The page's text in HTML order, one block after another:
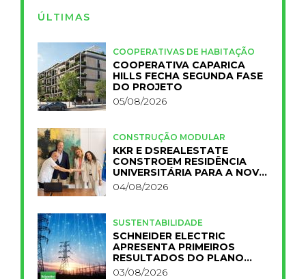
ÚLTIMAS
COOPERATIVAS DE HABITAÇÃO
COOPERATIVA CAPARICA
HILLS FECHA SEGUNDA FASE
DO PROJETO
05/08/2026
CONSTRUÇÃO MODULAR
KKR E DSREALESTATE
CONSTROEM RESIDÊNCIA
UNIVERSITÁRIA PARA A NOVA
FCT
04/08/2026
SUSTENTABILIDADE
SCHNEIDER ELECTRIC
APRESENTA PRIMEIROS
RESULTADOS DO PLANO
IMPACT 2030
03/08/2026